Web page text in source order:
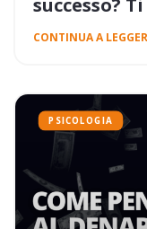
successo?
CONTINUA A
PSICOLOGIA